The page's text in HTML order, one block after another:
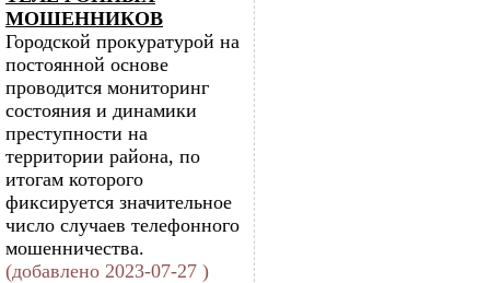
МОШЕННИКОВ
Городской прокуратурой на
постоянной основе
проводится мониторинг
состояния и динамики
преступности на
территории района, по
итогам которого
фиксируется значительное
число случаев телефонного
мошенничества.
(добавлено 2023-07-27 )